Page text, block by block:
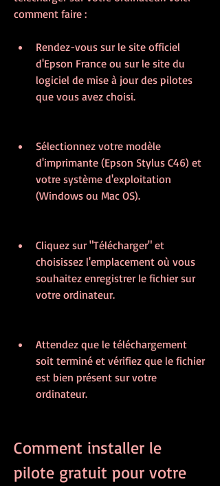
comment faire :
Rendez-vous sur le site officiel
d'Epson France ou sur le site du
logiciel de mise à jour des pilotes
que vous avez choisi.
Sélectionnez votre modèle
d'imprimante (Epson Stylus C46) et
votre système d'exploitation
(Windows ou Mac OS).
Cliquez sur "Télécharger" et
choisissez l'emplacement où vous
souhaitez enregistrer le fichier sur
votre ordinateur.
Attendez que le téléchargement
soit terminé et vérifiez que le fichier
est bien présent sur votre
ordinateur.
Comment installer le
pilote gratuit pour votre